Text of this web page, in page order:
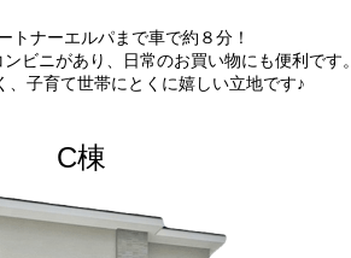
トナーエルパまで車で約８分！
ビニがあり、日常のお買い物にも便利です。
、子育て世帯にとくに嬉しい立地です♪
C棟